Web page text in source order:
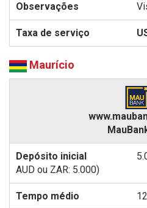
Maurício
AUD ou ZAR: 5.000)